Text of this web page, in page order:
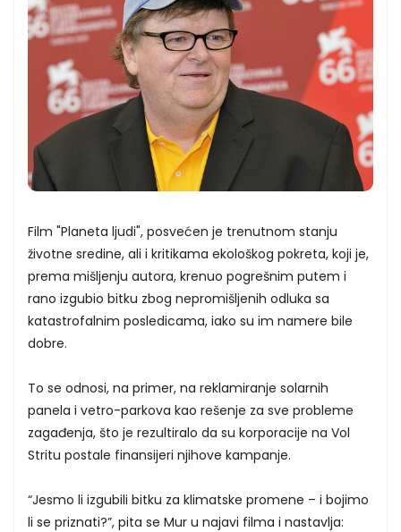
Film "Planeta ljudi", posvećen je trenutnom stanju
životne sredine, ali i kritikama ekološkog pokreta, koji je,
prema mišljenju autora, krenuo pogrešnim putem i
rano izgubio bitku zbog nepromišljenih odluka sa
katastrofalnim posledicama, iako su im namere bile
dobre.
To se odnosi, na primer, na reklamiranje solarnih
panela i vetro-parkova kao rešenje za sve probleme
zagađenja, što je rezultiralo da su korporacije na Vol
Stritu postale finansijeri njihove kampanje.
“Jesmo li izgubili bitku za klimatske promene – i bojimo
li se priznati?”, pita se Mur u najavi filma i nastavlja: